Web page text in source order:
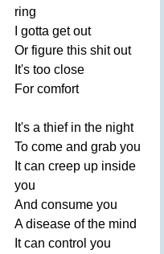
ring
gotta get out
Or figure this shit out
It's too close
For comfort
It's a thief in the night
To come and grab you
It can creep up inside
you
And consume you
A disease of the mind
It can control you